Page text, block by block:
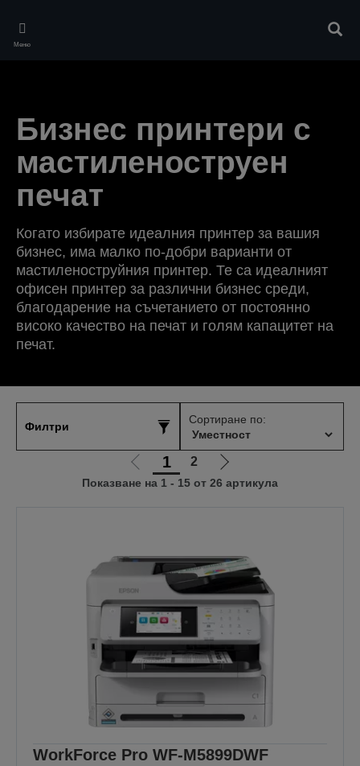
main
Меню
Бизнес принтери с
мастиленоструен
печат
Когато избирате идеалния принтер за вашия
бизнес, има малко по-добри варианти от
мастиленоструйния принтер. Те са идеалният
офисен принтер за различни бизнес среди,
благодарение на съчетанието от постоянно
високо качество на печат и голям капацитет на
печат.
Филтри
Сортиране по:
Отиди
на
1 2
Отиди
на
Показване на 1 - 15 от 26 артикула
WorkForce Pro WF-M5899DWF